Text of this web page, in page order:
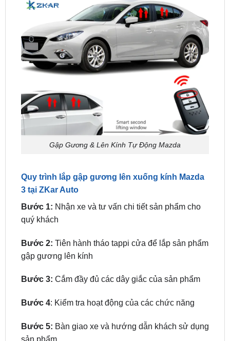
Gập Gương & Lên Kính Tự Động Mazda
Quy trình lắp gập gương lên xuống kính Mazda
Bước 1:Nhận xe và tư vấn chi tiết sản phẩm cho
quý khách
Bước 2:Tiên hành tháo tappi cửa để lắp sản phẩm
Bước 3:Cắm đầy đủ các dây giắc của sản phẩm
Bước 4: Kiểm tra hoạt động của các chức năng
Bước 5: Bàn giao xe và hướng dẫn khách sử dụng
Địa Chỉ Độ Gập Gương Mazda 3 Uy Tín Tại